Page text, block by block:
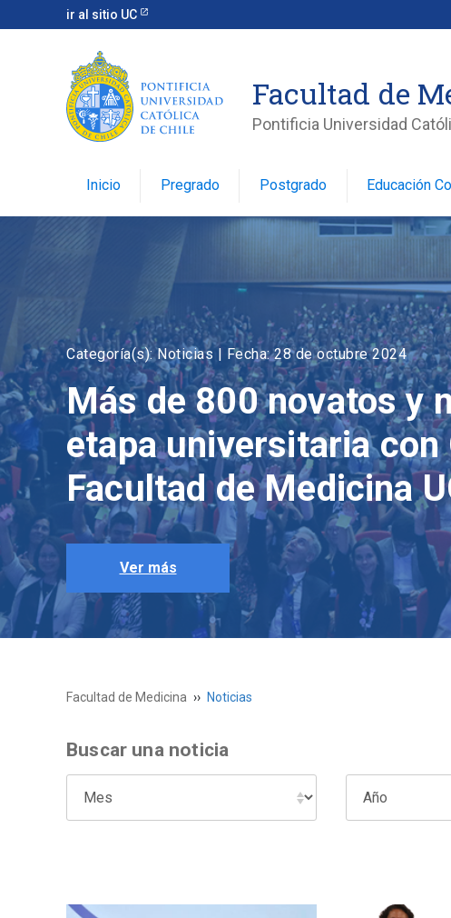
ir al sitio UC
Facultad de
Pontificia Universidad
Inicio Pregrado Postgrado Educación
Categoría(s): Noticias | Fecha: 28 de octubre 2024
Más de 800 novatos y
etapa universitaria con
Facultad de Medicina
Ver más
Facultad de Medicina Noticias
Buscar una noticia